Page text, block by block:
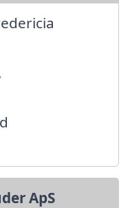
ApS